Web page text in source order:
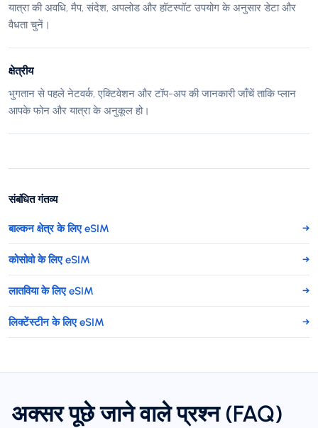
यात्रा की अवधि, मैप, संदेश, अपलोड और हॉटस्पॉट उपयोग के अनुसार डेटा और
वैधता चुनें।
क्षेत्रीय
भुगतान से पहले नेटवर्क, एक्टिवेशन और टॉप-अप की जानकारी जाँचें ताकि प्लान
आपके फोन और यात्रा के अनुकूल हो।
संबंधित गंतव्य
बाल्कन क्षेत्र के लिए eSIM →
कोसोवो के लिए eSIM →
लातविया के लिए eSIM →
लिक्टेंस्टीन के लिए eSIM →
अक्सर पूछे जाने वाले प्रश्न (FAQ)